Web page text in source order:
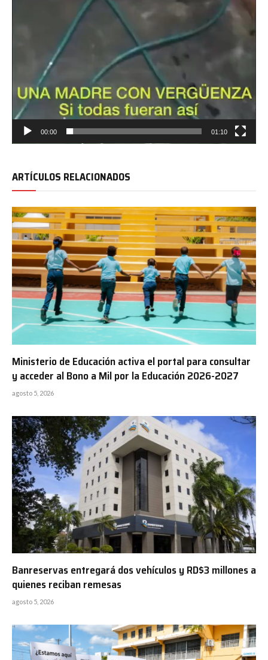
00:00 01:10
ARTÍCULOS RELACIONADOS
Ministerio de Educación activa el portal para consultar
y acceder al Bono a Mil por la Educación 2026-2027
agosto 5, 2026
Banreservas entregará dos vehículos y RD$3 millones a
quienes reciban remesas
agosto 5, 2026